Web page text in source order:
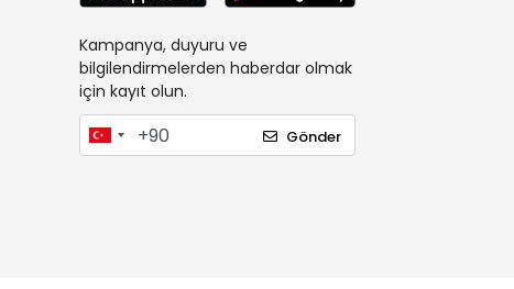
Kampanya, duyuru ve
bilgilendirmelerden haberdar olmak
için kayıt olun.
Gönder